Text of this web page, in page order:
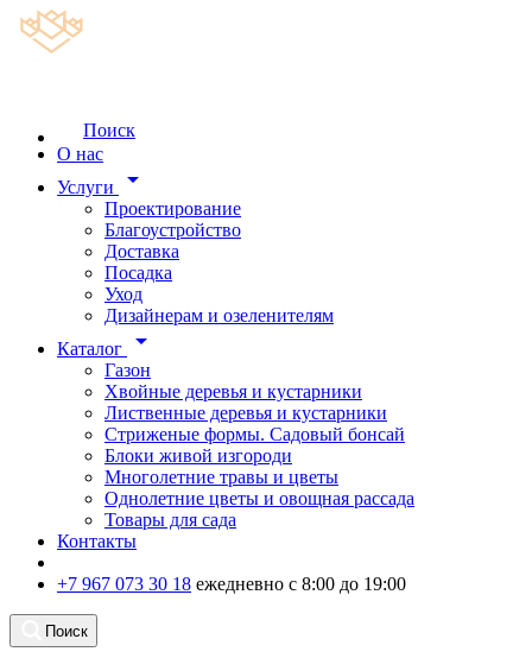
Поиск
О нас
Услуги
arrow_drop_down
Проектирование
Благоустройство
Доставка
Посадка
Уход
Дизайнерам и озеленителям
Каталог
arrow_drop_down
Газон
Хвойные деревья и кустарники
Лиственные деревья и кустарники
Стриженые формы. Садовый бонсай
Блоки живой изгороди
Многолетние травы и цветы
Однолетние цветы и овощная рассада
Товары для сада
Контакты
+7 967 073 30 18 ежедневно с 8:00 до 19:00
Поиск